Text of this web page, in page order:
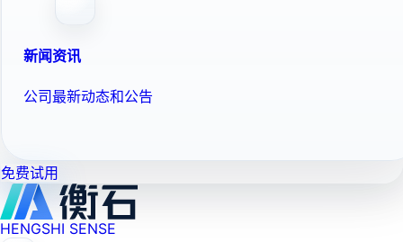
新闻资讯
公司最新动态和公告
免费试用
HENGSHI SENSE